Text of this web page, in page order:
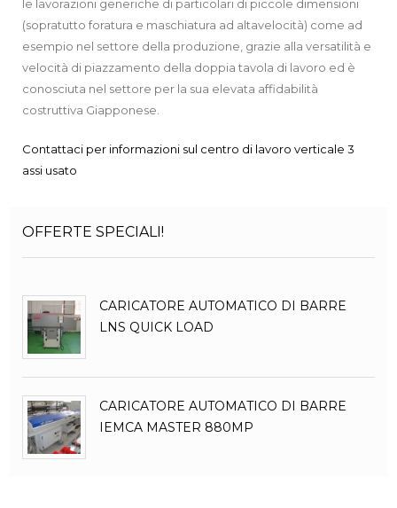
le lavorazioni generiche di particolari di piccole dimensioni
(sopratutto foratura e maschiatura ad altavelocità) come ad
esempio nel settore della produzione, grazie alla versatilità e
velocità di piazzamento della doppia tavola di lavoro ed è
conosciuta nel settore per la sua elevata affidabilità
costruttiva Giapponese.
Contattaci per informazioni sul centro di lavoro verticale 3
assi usato
OFFERTE SPECIALI!
CARICATORE AUTOMATICO DI BARRE
LNS QUICK LOAD
CARICATORE AUTOMATICO DI BARRE
IEMCA MASTER 880MP